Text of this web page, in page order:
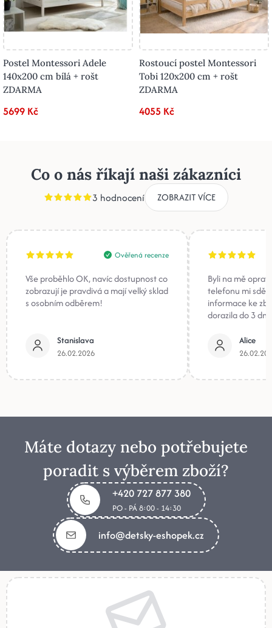
Postel Montessori Adele
140x200 cm bílá + rošt
ZDARMA
5699 Kč
Rostoucí postel Montessori
Tobi 120x200 cm + rošt
ZDARMA
4055 Kč
Co o nás říkají naši zákazníci
3 hodnocení ZOBRAZIT VÍCE
Ověřená recenze
Vše proběhlo OK, navíc dostupnost co
zobrazují je pravdivá a mají velký sklad
s osobním odběrem!
Stanislava
26.02.2026
Byli na mě
telefonu mi
informace ke
dorazila do 3
Alice
Máte dotazy nebo potřebujete
poradit s výběrem zboží?
+420 727 877 380
PO - PÁ 8:00 - 14:30
info@detsky-eshopek.cz